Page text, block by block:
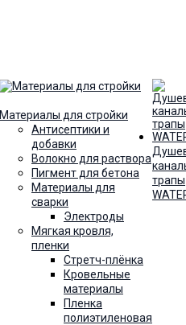
Материалы для стройки
Антисептики и
добавки
Волокно для раствора
Пигмент для бетона
Материалы для
сварки
Электроды
Мягкая кровля,
пленки
Стретч-плёнка
Кровельные
материалы
Пленка
полиэтиленовая
трапы